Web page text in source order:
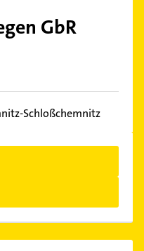
GbR
Schloßchemnitz